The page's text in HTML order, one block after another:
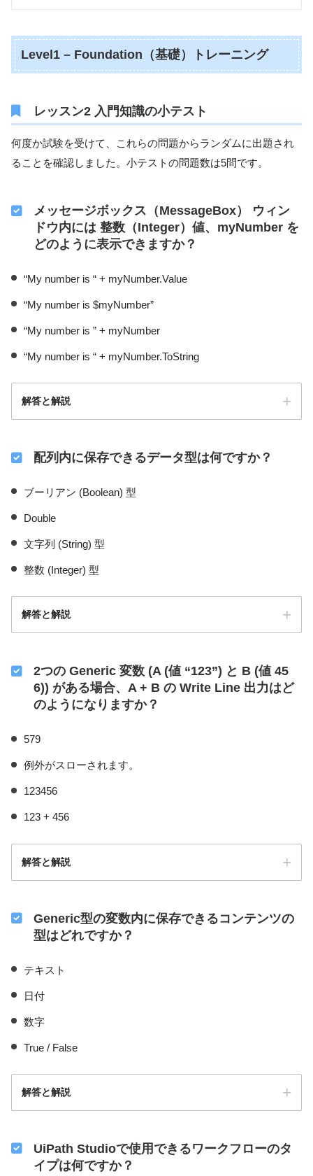
Level1 – Foundation（基礎）トレーニング
レッスン2 入門知識の小テスト
何度か試験を受けて、これらの問題からランダムに出題され
ることを確認しました。小テストの問題数は5問です。
メッセージボックス（MessageBox） ウィン
ドウ内には 整数（Integer）値、myNumber を
どのように表示できますか？
“My number is “ + myNumber.Value
“My number is $myNumber”
“My number is ” + myNumber
“My number is “ + myNumber.ToString
解答と解説
配列内に保存できるデータ型は何ですか？
ブーリアン (Boolean) 型
Double
文字列 (String) 型
整数 (Integer) 型
解答と解説
2つの Generic 変数 (A (値 “123”) と B (値 45
6)) がある場合、A + B の Write Line 出力はど
のようになりますか？
579
例外がスローされます。
123456
123 + 456
解答と解説
Generic型の変数内に保存できるコンテンツの
型はどれですか？
テキスト
日付
数字
True / False
解答と解説
UiPath Studioで使用できるワークフローのタ
イプは何ですか？